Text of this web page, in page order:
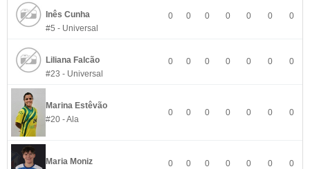
Inês Cunha
#5 - Universal
0 0 0 0 0 0 0
Liliana Falcão
#23 - Universal
0 0 0 0 0 0 0
Marina Estêvão
#20 - Ala
0 0 0 0 0 0 0
Maria Moniz
0 0 0 0 0 0 0